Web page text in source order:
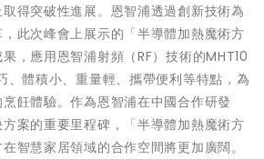
得突破性進展。恩智浦透過創新技術為
此次峰會上展示的「半導體加熱魔術方
，應用恩智浦射頻（RF）技術的MHT10
體積小、重量輕、攜帶便利等特點，為
飪體驗。作為恩智浦在中國合作研發
方案的重要里程碑，「半導體加熱魔術方
智慧家居領域的合作空間將更加廣闊。